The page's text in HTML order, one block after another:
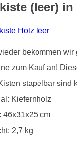
(leer)
bekommen
zum Kauf an!
stapelbar sind
Kiefernholz
46x31x25 cm
2,7 kg